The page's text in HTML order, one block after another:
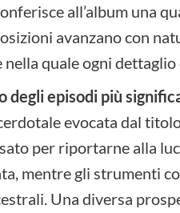
all’album una
avanzano con
nella quale ogni
degli episodi più
evocata dal
per riportarne alla
mentre gli strumenti
Una diversa